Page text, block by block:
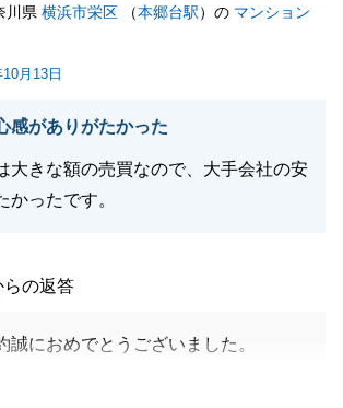
関しまして、何かお困りごとやご質問
たら、お気兼ねなくご相談くださいま
よろしくお願いいたします。
閉じる
川県 横浜市栄区 （本郷台駅）の マンション
月13日
感がありがたかった
大きな額の売買なので、大手会社の安
かったです。
らの返答
誠におめでとうございました。